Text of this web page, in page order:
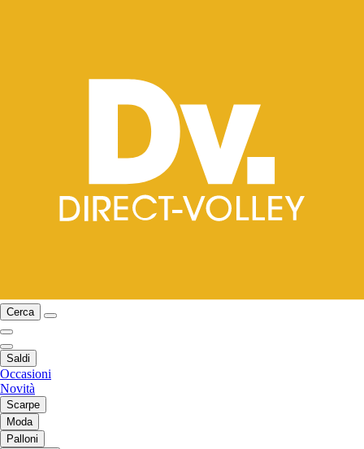
Cerca
Saldi
Occasioni
Novità
Scarpe
Moda
Palloni